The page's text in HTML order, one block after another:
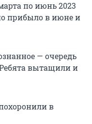
по июнь 2023
прибыло в июне и
— очередь
вытащили и
в